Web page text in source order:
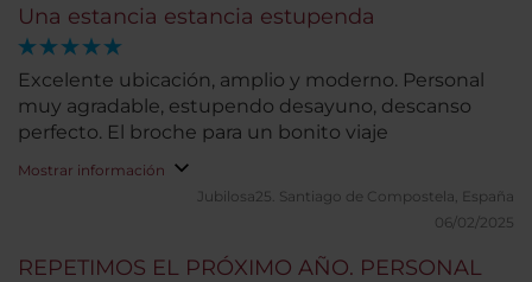
estancia fue muy corta, por lo que no podemos
valorar otros servicios.
Una estancia estancia estupenda
Excelente ubicación, amplio y moderno. Personal
muy agradable, estupendo desayuno, descanso
perfecto. El broche para un bonito viaje
Mostrar información
Jubilosa25. Santiago de Compostela, España
06/02/2025
REPETIMOS EL PRÓXIMO AÑO. PERSONAL